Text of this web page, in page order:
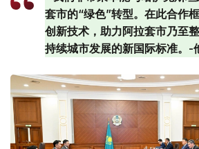
套市的“绿色”转型。在此合作
创新技术，助力阿拉套市乃至
持续城市发展的新国际标准。-